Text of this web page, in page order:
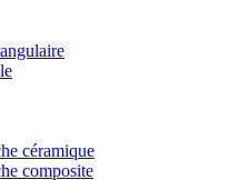
céramique
composite